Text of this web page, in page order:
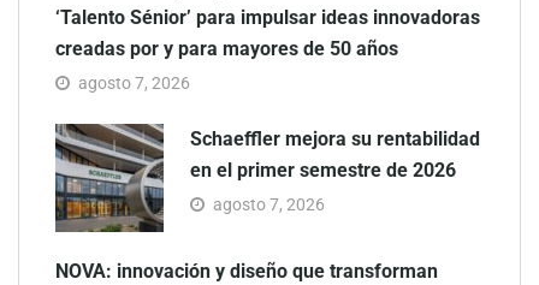
‘Talento Sénior’ para impulsar ideas innovadoras
creadas por y para mayores de 50 años
agosto 7, 2026
Schaeffler mejora su rentabilidad
en el primer semestre de 2026
agosto 7, 2026
NOVA: innovación y diseño que transforman